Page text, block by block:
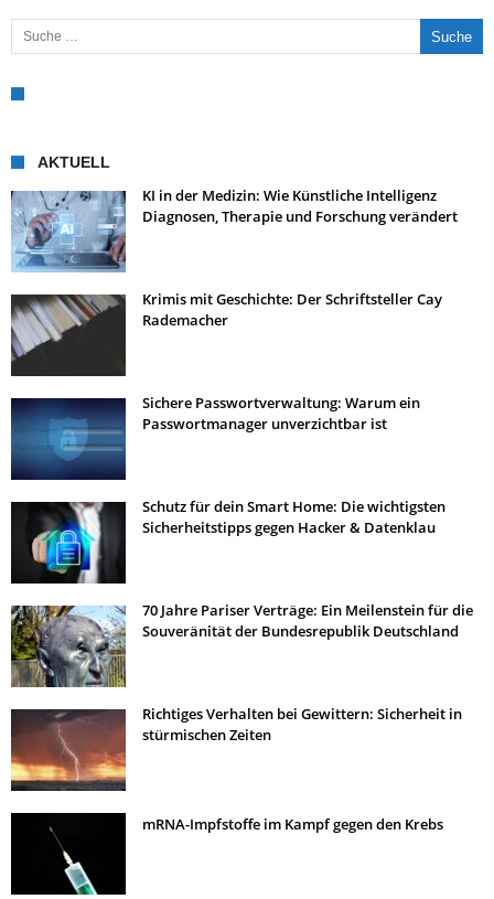
Suche nach:
AKTUELL
KI in der Medizin: Wie Künstliche Intelligenz
Diagnosen, Therapie und Forschung verändert
Krimis mit Geschichte: Der Schriftsteller Cay
Rademacher
Sichere Passwortverwaltung: Warum ein
Passwortmanager unverzichtbar ist
Schutz für dein Smart Home: Die wichtigsten
Sicherheitstipps gegen Hacker & Datenklau
70 Jahre Pariser Verträge: Ein Meilenstein für die
Souveränität der Bundesrepublik Deutschland
Richtiges Verhalten bei Gewittern: Sicherheit in
stürmischen Zeiten
mRNA-Impfstoffe im Kampf gegen den Krebs